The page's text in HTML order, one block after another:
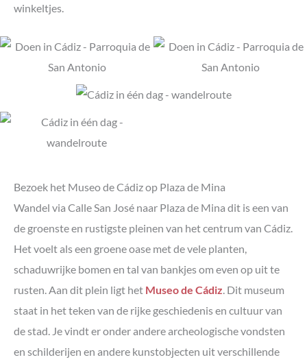
winkeltjes.
Bezoek het Museo de Cádiz op Plaza de Mina
Wandel via Calle San José naar Plaza de Mina dit is een van
de groenste en rustigste pleinen van het centrum van Cádiz.
Het voelt als een groene oase met de vele planten,
schaduwrijke bomen en tal van bankjes om even op uit te
rusten. Aan dit plein ligt het Museo de Cádiz . Dit museum
staat in het teken van de rijke geschiedenis en cultuur van
de stad. Je vindt er onder andere archeologische vondsten
en schilderijen en andere kunstobjecten uit verschillende